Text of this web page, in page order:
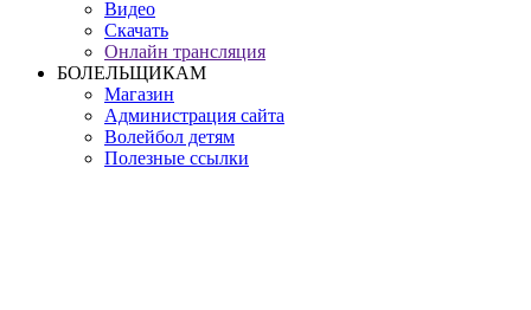
Видео
Скачать
Онлайн трансляция
БОЛЕЛЬЩИКАМ
Магазин
Администрация сайта
Волейбол детям
Полезные ссылки